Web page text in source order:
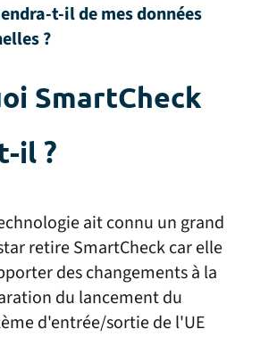
t-il de mes données
?
SmartCheck
il ?
ait connu un grand
retire SmartCheck car elle
des changements à la
du lancement du
d'entrée/sortie de l'UE